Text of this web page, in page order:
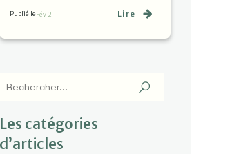
Publié leFév 2 Lire
Les catégories
d’articles